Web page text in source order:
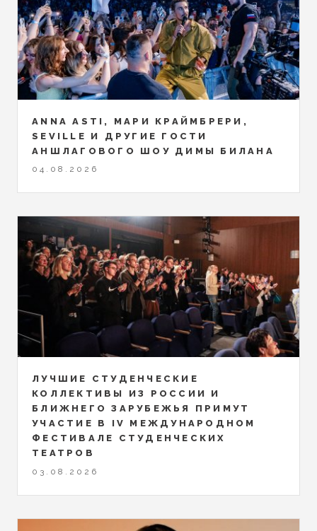
ANNA ASTI, МАРИ КРАЙМБРЕРИ,
SEVILLE И ДРУГИЕ ГОСТИ
АНШЛАГОВОГО ШОУ ДИМЫ БИЛАНА
04.08.2026
ЛУЧШИЕ СТУДЕНЧЕСКИЕ
КОЛЛЕКТИВЫ ИЗ РОССИИ И
БЛИЖНЕГО ЗАРУБЕЖЬЯ ПРИМУТ
УЧАСТИЕ В IV МЕЖДУНАРОДНОМ
ФЕСТИВАЛЕ СТУДЕНЧЕСКИХ
ТЕАТРОВ
03.08.2026